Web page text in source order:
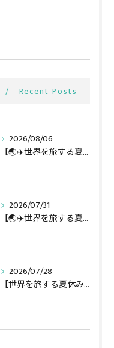
Recent Posts
2026/08/06
【🌏✈️世界を旅する夏休み第3弾】
2026/07/31
【🌏✈️世界を旅する夏休み第二弾】
2026/07/28
【世界を旅する夏休み全行程🌏✈️】